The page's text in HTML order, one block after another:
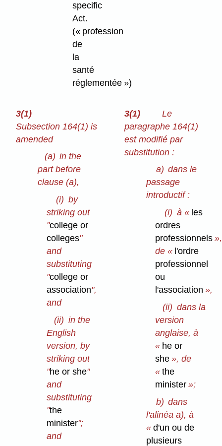
specific
Act.
(« profession
de
la
santé
réglementée »)
3(1)
Subsection 164(1) is
amended
(a) in the
part before
clause (a),
(i) by
striking out
"college or
colleges"
and
substituting
"college or
association",
and
(ii) in the
English
version, by
striking out
"he or she"
and
substituting
"the
minister";
and
3(1)
Le
paragraphe 164(1)
est modifié par
substitution :
a) dans le
passage
introductif :
(i) à « les
ordres
professionnels»,
de « l'ordre
professionnel
ou
l'association »,
(ii) dans la
version
anglaise, à
« he or
she», de
« the
minister»;
b) dans
l'alinéa a), à
«d'un ou de
plusieurs